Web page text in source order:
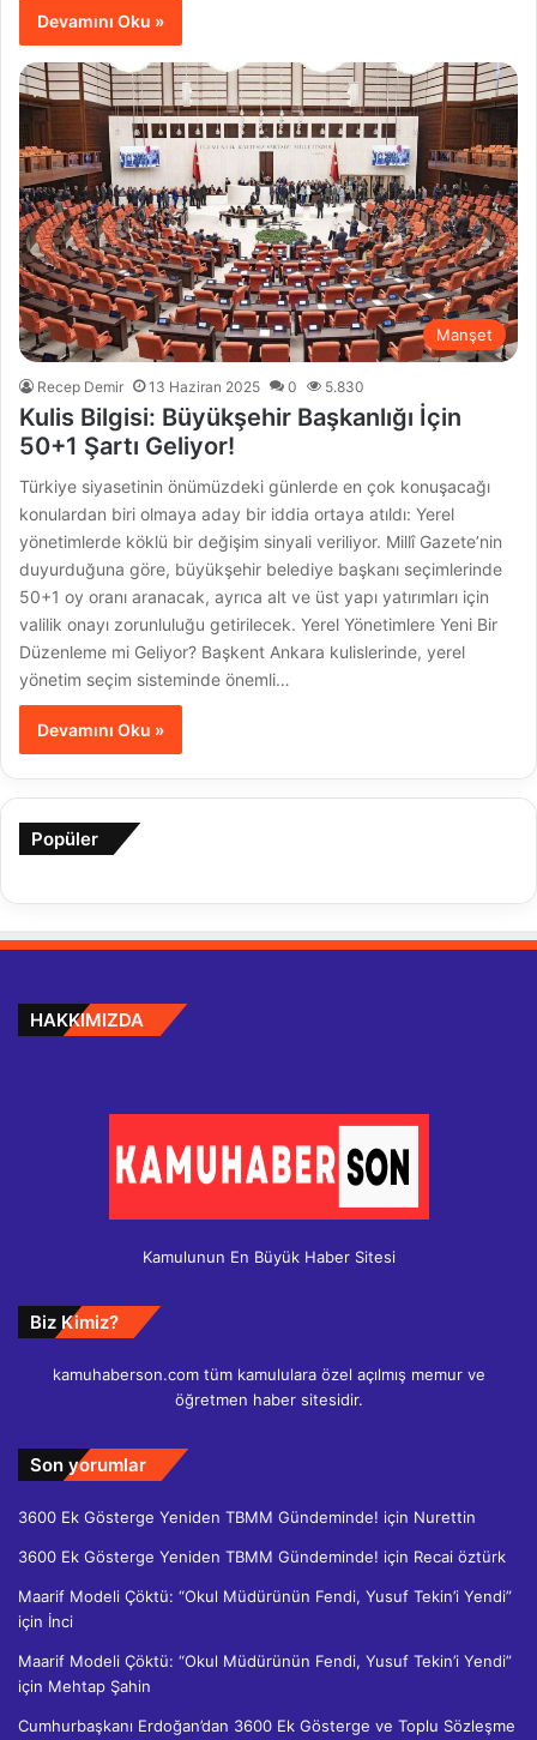
Devamını Oku »
Manşet
Recep Demir 13 Haziran 2025 0 5.830
Kulis Bilgisi: Büyükşehir Başkanlığı İçin
50+1 Şartı Geliyor!
Türkiye siyasetinin önümüzdeki günlerde en çok konuşacağı
konulardan biri olmaya aday bir iddia ortaya atıldı: Yerel
yönetimlerde köklü bir değişim sinyali veriliyor. Millî Gazete’nin
duyurduğuna göre, büyükşehir belediye başkanı seçimlerinde
50+1 oy oranı aranacak, ayrıca alt ve üst yapı yatırımları için
valilik onayı zorunluluğu getirilecek. Yerel Yönetimlere Yeni Bir
Düzenleme mi Geliyor? Başkent Ankara kulislerinde, yerel
yönetim seçim sisteminde önemli…
Devamını Oku »
Popüler
HAKKIMIZDA
Kamulunun En Büyük Haber Sitesi
Biz Kimiz?
kamuhaberson.com tüm kamululara özel açılmış memur ve
öğretmen haber sitesidir.
Son yorumlar
3600 Ek Gösterge Yeniden TBMM Gündeminde! için Nurettin
3600 Ek Gösterge Yeniden TBMM Gündeminde! için Recai öztürk
Maarif Modeli Çöktü: “Okul Müdürünün Fendi, Yusuf Tekin’i Yendi”
için İnci
Maarif Modeli Çöktü: “Okul Müdürünün Fendi, Yusuf Tekin’i Yendi”
için Mehtap Şahin
Cumhurbaşkanı Erdoğan’dan 3600 Ek Gösterge ve Toplu Sözleşme